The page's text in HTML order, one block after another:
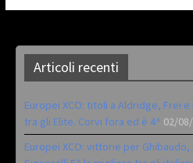
Articoli recenti
Europei XCO: titoli a Aldridge, Frei
tra gli Elite. Corvi fora ed è 4^ 02/
Europei XCO: vittorie per Ghibaudo,